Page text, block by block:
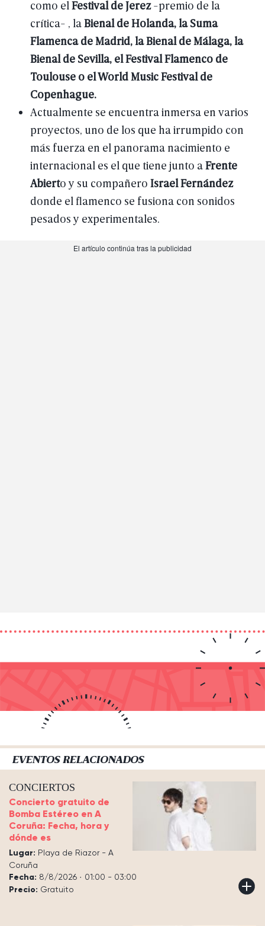
como el FestivaldeJerez-premio de la
crítica- , laBienaldeHolanda,laSuma
FlamencadeMadrid,laBienaldeMálaga,la
BienaldeSevilla,elFestivalFlamencode
ToulouseoelWorldMusicFestivalde
Copenhague.
Actualmente se encuentrainmersaen varios
proyectos, uno de los que hairrumpido con
más fuerzaen el panoramanacimiento e
internacional es el que tiene junto aFrente
Abierto y su compañero IsraelFernández
donde el flamenco se fusionacon sonidos
pesados y experimentales.
EVENTOS RELACIONADOS
CONCIERTOS
Concierto gratuito de
Bomba Estéreo en A
Coruña: Fecha, hora y
dónde es
Lugar: Playa de Riazor - A
Coruña
Fecha: 8/8/2026 · 01:00 - 03:00
Precio: Gratuito